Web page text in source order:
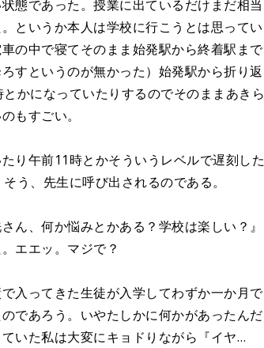
態であった。授業に出ているだけまだ相当
というか本人は学校に行こうとは思ってい
の中で寝てそのまま始発駅から終着駅まで
すというのが無かった）始発駅から折り返
かになっていたりするのでそのままあきら
もすごい。
り午前11時とかそういうレベルで遅刻した
う、先生に呼び出されるのである。
ん、何か悩みとかある？学校は楽しい？』
エエッ。マジで？
入ってきた生徒が入学してわずか一か月で
であろう。いやたしかに何かがあったんだ
いた私は大変にキョドりながら『イヤ…